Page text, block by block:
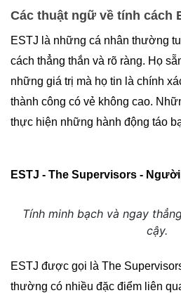
Các thuật ngữ về tính cách
ESTJ là những cá nhân thường
cách thẳng thắn và rõ ràng. Họ
những giá trị mà họ tin là chính
thành công có vẻ không cao.
thực hiện những hành động táo
ESTJ - The Supervisors -
Tính minh bạch và ngay
cậy.
ESTJ được gọi là The
thường có nhiều đặc điểm liên